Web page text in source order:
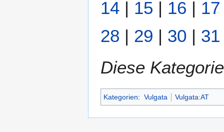
14 | 15 | 16 | 17
28 | 29 | 30 | 31
Diese
Kategorien: Vulgata Vulgata:AT